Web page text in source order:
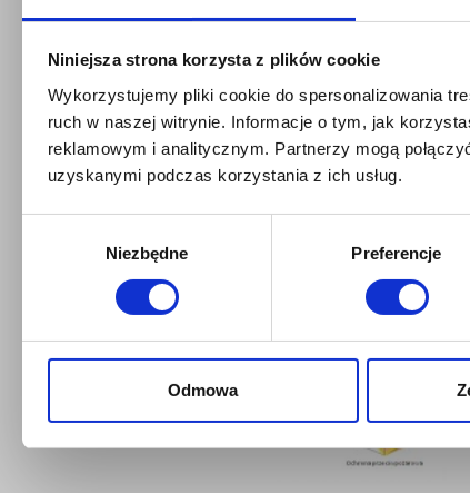
Niniejsza strona korzysta z plików cookie
Wykorzystujemy pliki cookie do spersonalizowania
ruch w naszej witrynie. Informacje o tym, jak
reklamowym i analitycznym. Partnerzy mogą
uzyskanymi podczas korzystania z ich usług.
Niezbędne Preferencje
Odmowa